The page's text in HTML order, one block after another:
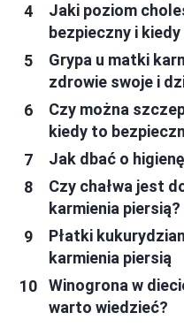
Jaki poziom
bezpieczny i
Grypa u matki
zdrowie swoje i
Czy można
kiedy to
Jak dbać o
Czy chałwa jest
karmienia piersią?
Płatki
karmienia piersią
Winogrona w
warto wiedzieć?